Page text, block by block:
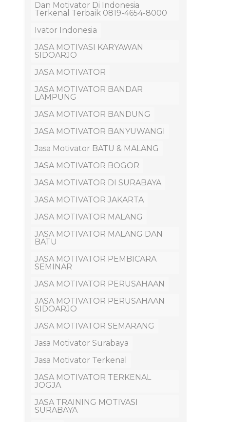
Dan Motivator Di Indonesia
Terkenal Terbaik 0819-4654-8000
Ivator Indonesia
JASA MOTIVASI KARYAWAN
SIDOARJO
JASA MOTIVATOR
JASA MOTIVATOR BANDAR
LAMPUNG
JASA MOTIVATOR BANDUNG
JASA MOTIVATOR BANYUWANGI
Jasa Motivator BATU & MALANG
JASA MOTIVATOR BOGOR
JASA MOTIVATOR DI SURABAYA
JASA MOTIVATOR JAKARTA
JASA MOTIVATOR MALANG
JASA MOTIVATOR MALANG DAN
BATU
JASA MOTIVATOR PEMBICARA
SEMINAR
JASA MOTIVATOR PERUSAHAAN
JASA MOTIVATOR PERUSAHAAN
SIDOARJO
JASA MOTIVATOR SEMARANG
Jasa Motivator Surabaya
Jasa Motivator Terkenal
JASA MOTIVATOR TERKENAL
JOGJA
JASA TRAINING MOTIVASI
SURABAYA